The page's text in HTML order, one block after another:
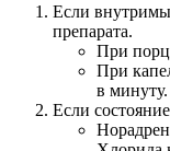
Если
препарата.
При
При
в
Если